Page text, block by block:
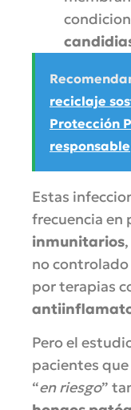
reciclaje
Protección
responsable
Estas
frecuencia en
inmunitarios
no
por terapias
Pero el
pacientes
“en riesgo”